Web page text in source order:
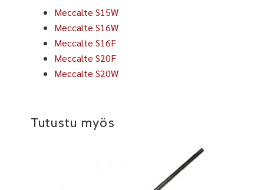
Meccalte S15W
Meccalte S16W
Meccalte S16F
Meccalte S20F
Meccalte S20W
Tutustu myös